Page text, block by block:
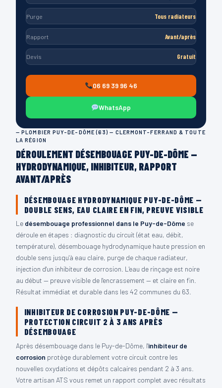
Purge Tous radiateurs
Rapport Avant/après
Devis Gratuit
06 69 39 96 46
WhatsApp
— PLOMBIER PUY-DE-DÔME (63) — CLERMONT-FERRAND & TOUTE
LA RÉGION
DÉROULEMENT DÉSEMBOUAGE PUY-DE-DÔME —
HYDRODYNAMIQUE, INHIBITEUR, RAPPORT
AVANT/APRÈS
DÉSEMBOUAGE HYDRODYNAMIQUE PUY-DE-DÔME —
DOUBLE SENS, EAU CLAIRE EN FIN, PREUVE VISIBLE
Le désembouage professionnel dans le Puy-de-Dôme se
déroule en étapes : diagnostic du circuit (état eau, débit,
température), désembouage hydrodynamique haute pression en
double sens jusqu'à eau claire, purge de chaque radiateur,
injection d'un inhibiteur de corrosion. L'eau de rinçage est noire
au début — preuve visible de l'encrassement — et claire en fin.
Résultat immédiat et durable dans les 42 communes du 63.
INHIBITEUR DE CORROSION PUY-DE-DÔME —
PROTECTION CIRCUIT 2 À 3 ANS APRÈS
DÉSEMBOUAGE
Après désembouage dans le Puy-de-Dôme, l'inhibiteur de
corrosion protège durablement votre circuit contre les
nouvelles oxydations et dépôts calcaires pendant 2 à 3 ans.
Votre artisan ATS vous remet un rapport complet avec résultats